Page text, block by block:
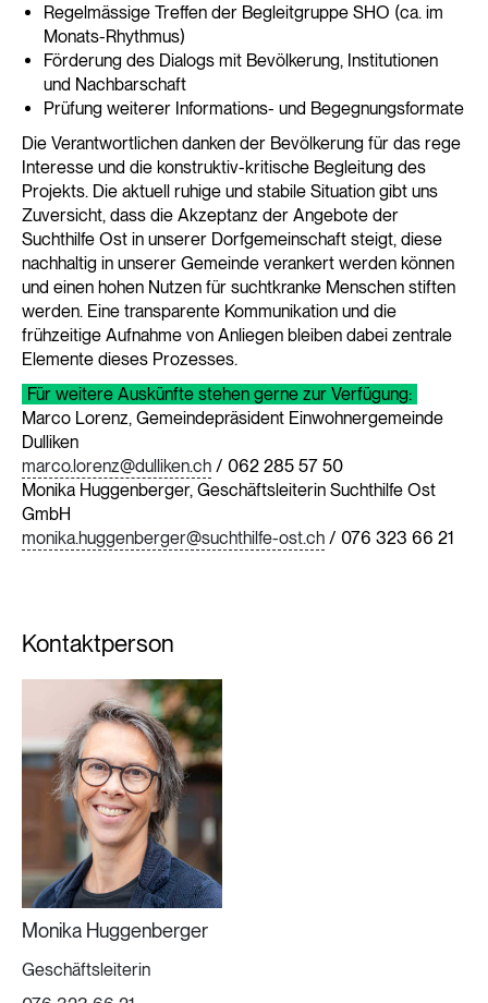
Regelmässige Treffen der Begleitgruppe SHO (ca. im
Monats-Rhythmus)
Förderung des Dialogs mit Bevölkerung, Institutionen
und Nachbarschaft
Prüfung weiterer Informations- und Begegnungsformate
Die Verantwortlichen danken der Bevölkerung für das rege
Interesse und die konstruktiv-kritische Begleitung des
Projekts. Die aktuell ruhige und stabile Situation gibt uns
Zuversicht, dass die Akzeptanz der Angebote der
Suchthilfe Ost in unserer Dorfgemeinschaft steigt, diese
nachhaltig in unserer Gemeinde verankert werden können
und einen hohen Nutzen für suchtkranke Menschen stiften
werden. Eine transparente Kommunikation und die
frühzeitige Aufnahme von Anliegen bleiben dabei zentrale
Elemente dieses Prozesses.
Für weitere Auskünfte stehen gerne zur Verfügung:
Marco Lorenz, Gemeindepräsident Einwohnergemeinde
Dulliken
marco.lorenz@dulliken.ch / 062 285 57 50
Monika Huggenberger, Geschäftsleiterin Suchthilfe Ost
GmbH
monika.huggenberger@suchthilfe-ost.ch / 076 323 66 21
Kontaktperson
Monika Huggenberger
Geschäftsleiterin